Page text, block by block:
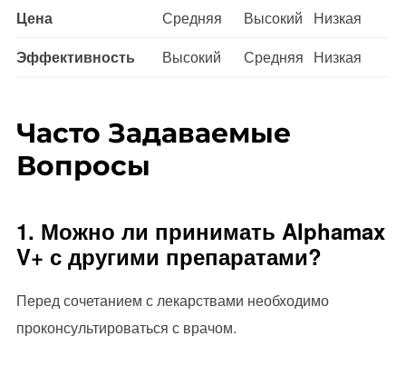
Цена
Средняя Высокий
Низкая
Эффективность
Высокий Средняя Низкая
Часто Задаваемые
Вопросы
1. Можно ли принимать Alphamax
V+ с другими препаратами?
Перед сочетанием с лекарствами необходимо
проконсультироваться с врачом.